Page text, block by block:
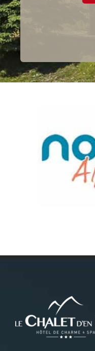
Le Chalet d’en Hô***
Hameau des Chazals